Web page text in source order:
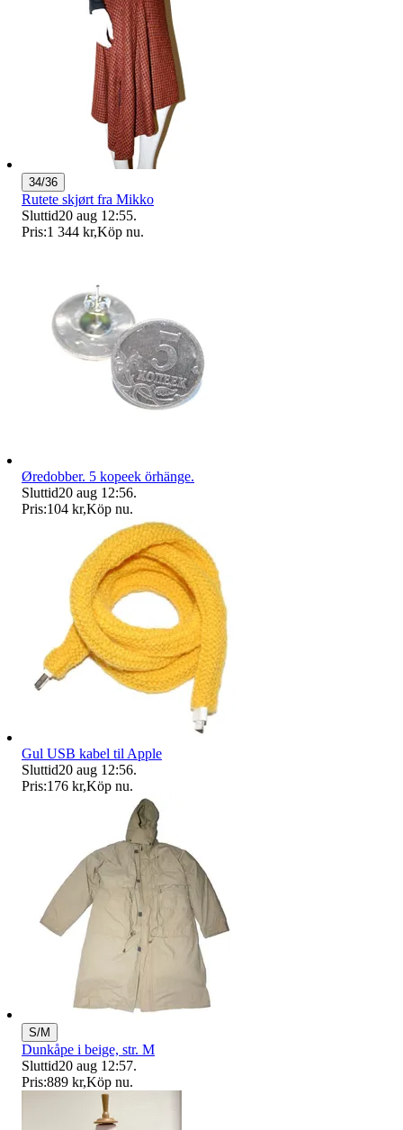
34/36
Rutete skjørt fra Mikko
Sluttid20 aug 12:55.
Pris:1 344 kr,Köp nu.
Øredobber. 5 kopeek örhänge.
Sluttid20 aug 12:56.
Pris:104 kr,Köp nu.
Gul USB kabel til Apple
Sluttid20 aug 12:56.
Pris:176 kr,Köp nu.
S/M
Dunkåpe i beige, str. M
Sluttid20 aug 12:57.
Pris:889 kr,Köp nu.